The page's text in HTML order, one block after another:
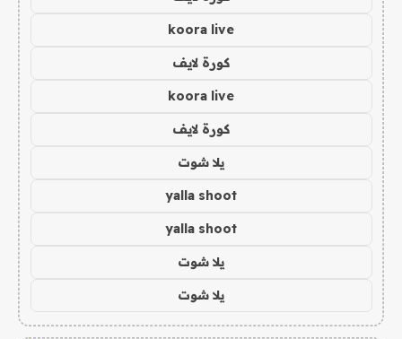
koora live
كورة لايف
koora live
كورة لايف
يلا شوت
yalla shoot
yalla shoot
يلا شوت
يلا شوت